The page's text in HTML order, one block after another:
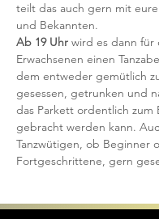
teilt das auch gern mit
und Bekannten.
Ab 19 Uhr wird es dann für
Erwachsenen einen
dem entweder gemütlich
gesessen, getrunken und
das Parkett ordentlich zum
gebracht werden kann.
Tanzwütigen, ob Beginner
Fortgeschrittene, gern